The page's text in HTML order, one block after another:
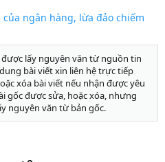
của ngân hàng, lừa đảo chiếm
lấy nguyên văn từ nguồn tin
bài viết xin liên hệ trực tiếp
xóa bài viết nếu nhận được yêu
gốc được sửa, hoặc xóa, nhưng
nguyên văn từ bản gốc.